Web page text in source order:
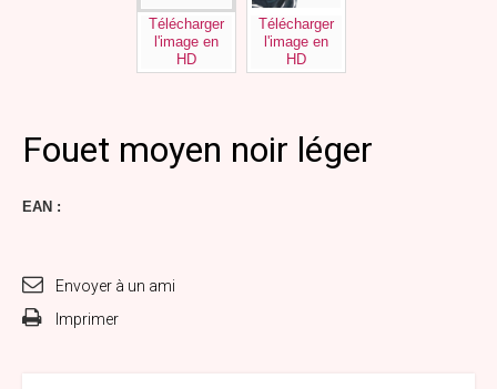
Télécharger
l'image en
HD
Télécharger
l'image en
HD
Fouet moyen noir léger
EAN :
Envoyer à un ami
Imprimer